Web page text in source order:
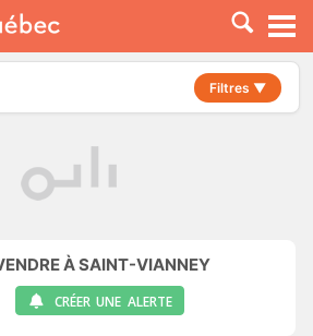
Filtres ▼
À SAINT-VIANNEY
CRÉER UNE ALERTE